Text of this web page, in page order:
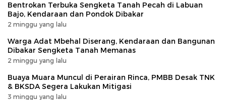
Bentrokan Terbuka Sengketa Tanah Pecah di Labuan
Bajo, Kendaraan dan Pondok Dibakar
2 minggu yang lalu
Warga Adat Mbehal Diserang, Kendaraan dan Bangunan
Dibakar Sengketa Tanah Memanas
2 minggu yang lalu
Buaya Muara Muncul di Perairan Rinca, PMBB Desak TNK
& BKSDA Segera Lakukan Mitigasi
3 minggu yang lalu